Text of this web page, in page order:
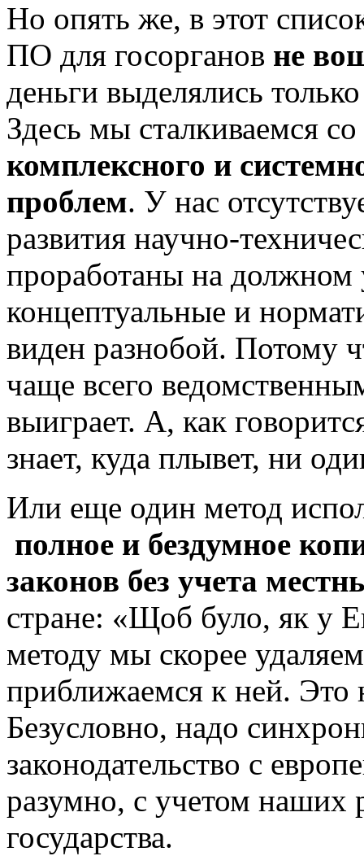
Но опять же, в этот
ПО для госорганов не
деньги выделялись
Здесь мы сталкиваемся
комплексного и
проблем. У нас
развития научно-
проработаны на должном
концептуальные и
виден разнобой. Потому
чаще всего
выиграет. А, как
знает, куда плывет, ни
Или еще один метод
полное и бездумное
законов без учета
стране: «Щоб було, як у
методу мы скорее
приближаемся к ней. Это
Безусловно, надо
законодательство с
разумно, с учетом наших
государства.